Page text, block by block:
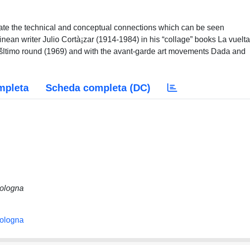
the technical and conceptual connections which can be seen
writer Julio Cortà¡zar (1914-1984) in his “collage” books La vuelta
round (1969) and with the avant-garde art movements Dada and
Scheda completa (DC)